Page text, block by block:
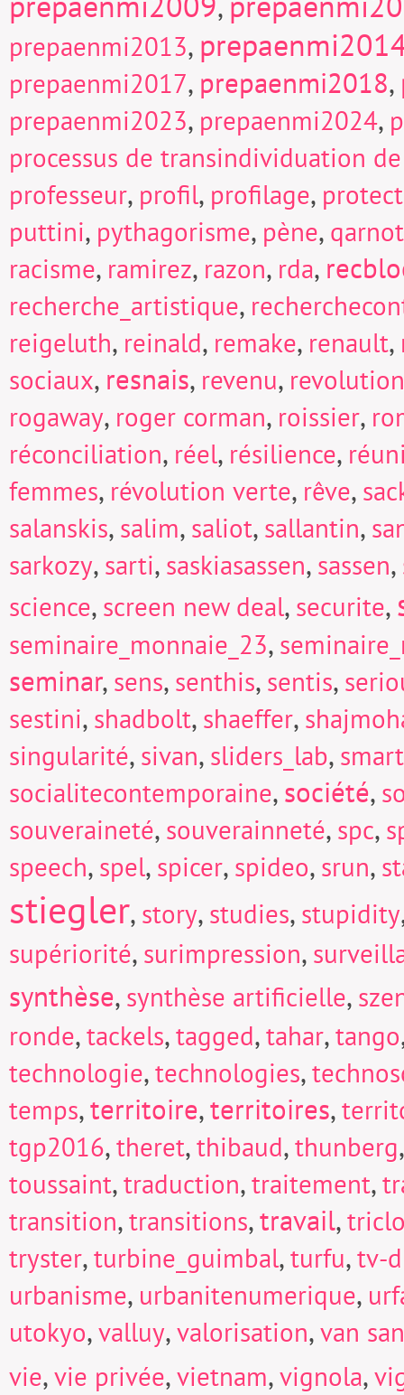
prepaenmi2013,
prepaenmi2017, prepaenmi2018,
prepaenmi2023, prepaenmi2024,
processus de transindividuation
professeur, profil, profilage,
puttini, pythagorisme, pène, qarnot
racisme, ramirez, razon, rda,
recherche_artistique,
reigeluth, reinald, remake, renault,
sociaux, resnais, revenu, revolution
rogaway, roger corman, roissier,
réconciliation, réel, résilience,
femmes, révolution verte, rêve,
salanskis, salim, saliot, sallantin,
sarkozy, sarti, saskiasassen, sassen,
science, screen new deal, securite,
seminaire_monnaie_23,
seminar, sens, senthis, sentis,
sestini, shadbolt, shaeffer,
singularité, sivan, sliders_lab,
socialitecontemporaine,société,
souveraineté, souverainneté, spc,
speech, spel, spicer, spideo, srun,
stiegler, story, studies, stupidity
supériorité, surimpression,
synthèse, synthèse artificielle,
ronde,tackels,tagged,tahar,tango
technologie,technologies,
temps,territoire,territoires,
tgp2016,theret,thibaud,thunberg
toussaint,traduction,traitement,
transition,transitions,travail,
tryster,turbine_guimbal,turfu,tv-
urbanisme, urbanitenumerique,
utokyo,valluy,valorisation,van
vie,vie privée,vietnam,vignola,